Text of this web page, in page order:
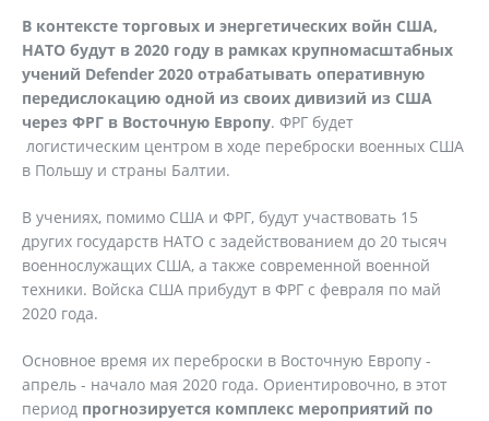
В контексте торговых и энергетических войн США,
НАТО будут в 2020 году в рамках крупномасштабных
учений Defender 2020 отрабатывать оперативную
передислокацию одной из своих дивизий из США
через ФРГ в Восточную Европу. ФРГ будет
логистическим центром в ходе переброски военных США
в Польшу и страны Балтии.
В учениях, помимо США и ФРГ, будут участвовать 15
других государств НАТО с задействованием до 20 тысяч
военнослужащих США, а также современной военной
техники. Войска США прибудут в ФРГ с февраля по май
2020 года.
Основное время их переброски в Восточную Европу -
апрель - начало мая 2020 года. Ориентировочно, в этот
период прогнозируется комплекс мероприятий по